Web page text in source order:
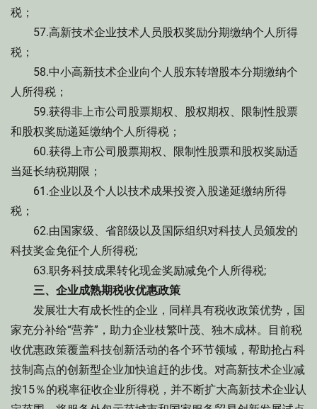
税；
57.高新技术企业技术人员股权奖励分期缴纳个人所得
税；
58.中小高新技术企业向个人股东转增股本分期缴纳个
人所得税；
59.获得非上市公司股票期权、股权期权、限制性股票
和股权奖励递延缴纳个人所得税；
60.获得上市公司股票期权、限制性股票和股权奖励适
当延长纳税期限；
61.企业以及个人以技术成果投资入股递延缴纳所得
税；
62.由国家级、省部级以及国际组织对科技人员颁发的
科技奖金免征个人所得税;
63.职务科技成果转化现金奖励减免个人所得税;
三、企业成熟期税收优惠政策
发展壮大有成长性的企业，同样具有税收政策优势，国
家充分补给“营养”，助力企业枝繁叶茂、独木成林。目前税
收优惠政策覆盖科技创新活动的各个环节领域，帮助抢占科
技制高点的创新型企业加快追赶的步伐。对高新技术企业减
按15％的税率征收企业所得税，并不断扩大高新技术企业认